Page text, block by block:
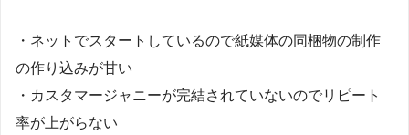
・ネットでスタートしているので紙媒体の同梱物の制作
の作り込みが甘い
・カスタマージャニーが完結されていないのでリピート
率が上がらない